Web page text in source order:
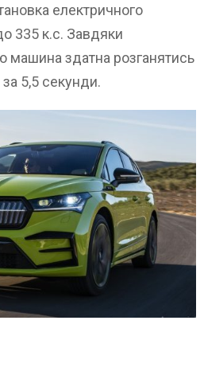
електричного
335 к.с. Завдяки
машина здатна розганятись
5,5 секунди.